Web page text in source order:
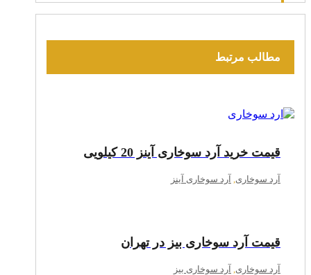
مطالب مرتبط
قیمت خرید آرد سوخاری آینز 20 کیلویی
آرد سوخاری آرد سوخاری آینز
قیمت آرد سوخاری بیز در تهران
آرد سوخاری آرد سوخاری بیز